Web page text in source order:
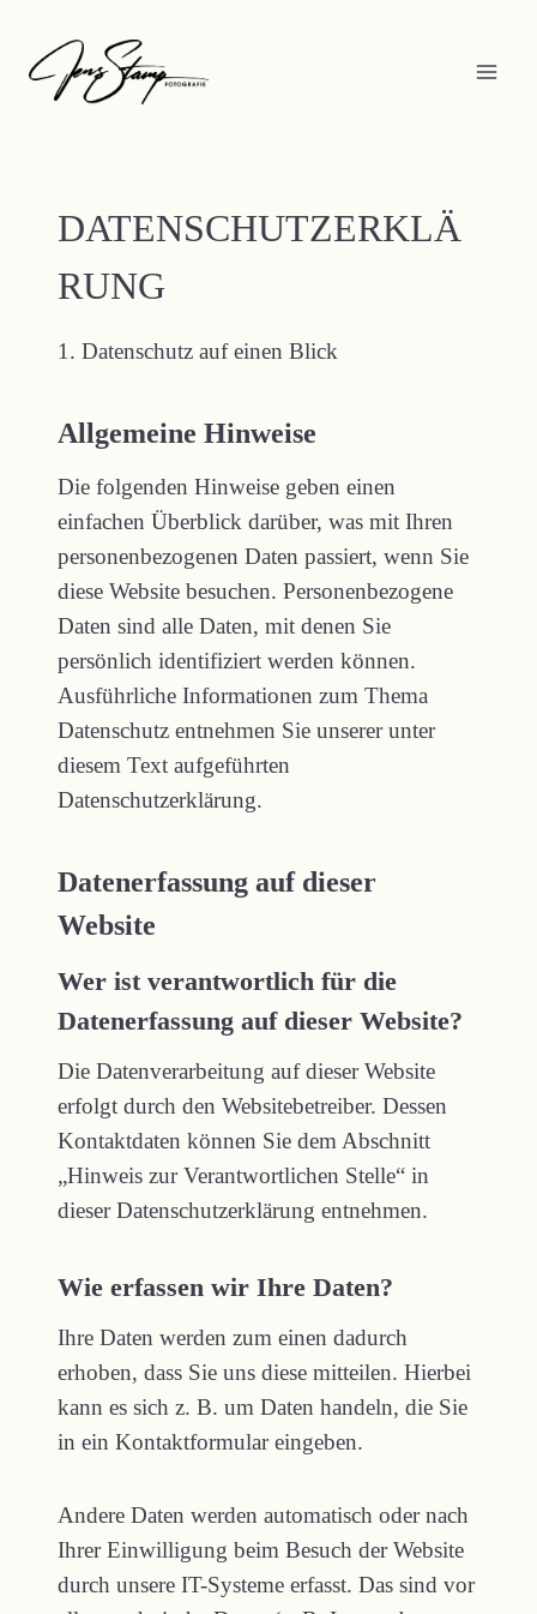
Inhalt
springen
DATENSCHUTZERKLÄ
RUNG
1. Datenschutz auf einen Blick
Allgemeine Hinweise
Die folgenden Hinweise geben einen
einfachen Überblick darüber, was mit Ihren
personenbezogenen Daten passiert, wenn Sie
diese Website besuchen. Personenbezogene
Daten sind alle Daten, mit denen Sie
persönlich identifiziert werden können.
Ausführliche Informationen zum Thema
Datenschutz entnehmen Sie unserer unter
diesem Text aufgeführten
Datenschutzerklärung.
Datenerfassung auf dieser
Website
Wer ist verantwortlich für die
Datenerfassung auf dieser Website?
Die Datenverarbeitung auf dieser Website
erfolgt durch den Websitebetreiber. Dessen
Kontaktdaten können Sie dem Abschnitt
„Hinweis zur Verantwortlichen Stelle“ in
dieser Datenschutzerklärung entnehmen.
Wie erfassen wir Ihre Daten?
Ihre Daten werden zum einen dadurch
erhoben, dass Sie uns diese mitteilen. Hierbei
kann es sich z. B. um Daten handeln, die Sie
in ein Kontaktformular eingeben.
Andere Daten werden automatisch oder nach
Ihrer Einwilligung beim Besuch der Website
durch unsere IT-Systeme erfasst. Das sind vor